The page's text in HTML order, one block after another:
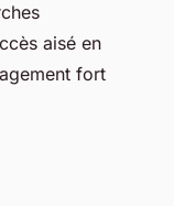
aisé en
fort